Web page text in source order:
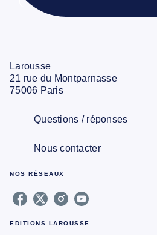
Larousse
21 rue du Montparnasse
75006 Paris
Questions / réponses
Nous contacter
NOS RÉSEAUX
EDITIONS LAROUSSE